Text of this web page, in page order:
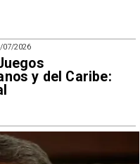
07/2026
y del Caribe: